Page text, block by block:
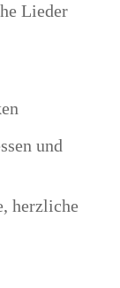
Lieder
und
herzliche